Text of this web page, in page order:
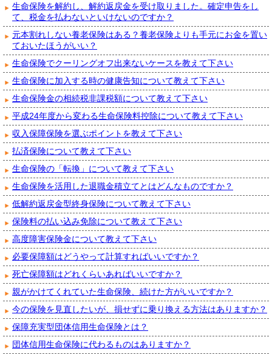
生命保険を解約し、解約返戻金を受け取りました。確定申告をし
て、税金を払わないといけないのですか？
元本割れしない養老保険はある？養老保険よりも手元にお金を置い
ておいたほうがいい？
生命保険でクーリングオフ出来ないケースを教えて下さい
生命保険に加入する時の健康告知について教えて下さい
生命保険金の相続税非課税額について教えて下さい
平成24年度から変わる生命保険料控除について教えて下さい
収入保障保険を選ぶポイントを教えて下さい
払済保険について教えて下さい
生命保険の「転換」について教えて下さい
生命保険を活用した退職金積立てとはどんなものですか？
低解約返戻金型終身保険について教えて下さい
保険料の払い込み免除について教えて下さい
高度障害保険金について教えて下さい
必要保障額はどうやって計算すればいいですか？
死亡保障額はどれくらいあればいいですか？
親がかけてくれていた生命保険、続けた方がいいですか？
今の保険を見直したいが、損せずに乗り換える方法はありますか？
保障充実型団体信用生命保険とは？
団体信用生命保険に代わるものはありますか？